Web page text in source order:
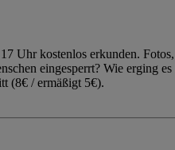
Uhr kostenlos erkunden.
eingesperrt? Wie erging
(8€ / ermäßigt 5€).